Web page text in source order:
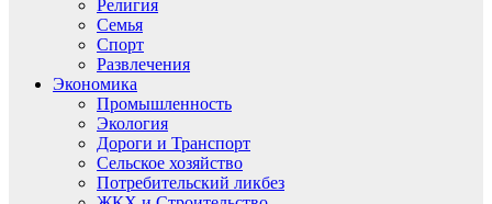
Религия
Семья
Спорт
Развлечения
Экономика
Промышленность
Экология
Дороги и Транспорт
Сельское хозяйство
Потребительский ликбез